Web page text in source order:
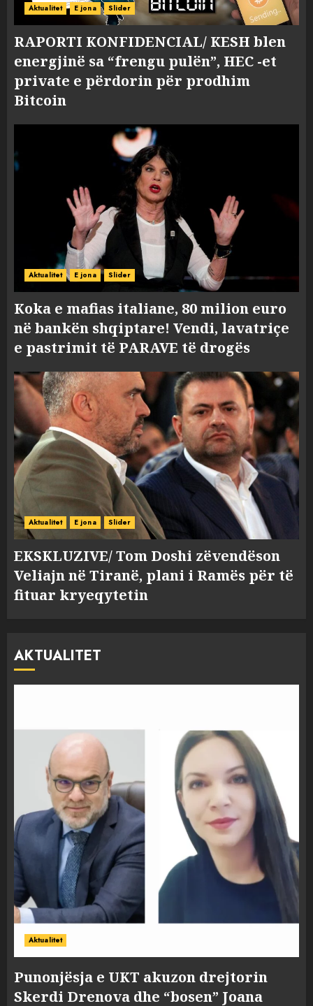
Aktualitet E jona Slider
RAPORTI KONFIDENCIAL/ KESH blen
energjinë sa “frengu pulën”, HEC -et
private e përdorin për prodhim
Bitcoin
Aktualitet E jona Slider
Koka e mafias italiane, 80 milion euro
në bankën shqiptare! Vendi, lavatriçe
e pastrimit të PARAVE të drogës
Aktualitet E jona Slider
EKSKLUZIVE/ Tom Doshi zëvendëson
Veliajn në Tiranë, plani i Ramës për të
fituar kryeqytetin
AKTUALITET
Aktualitet
Punonjësja e UKT akuzon drejtorin
Skerdi Drenova dhe “bosen” Joana